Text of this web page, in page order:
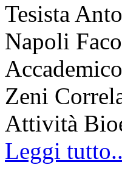
Tesista
Napoli
Zeni
Attività
Leggi